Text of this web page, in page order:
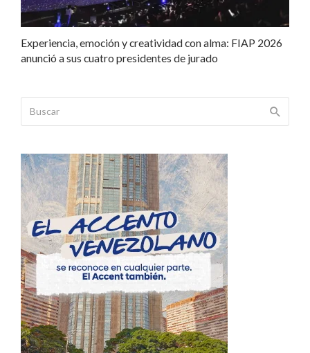
Experiencia, emoción y creatividad con alma: FIAP 2026
anunció a sus cuatro presidentes de jurado